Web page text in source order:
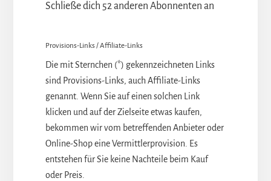
Schließe dich 52 anderen Abonnenten an
Provisions-Links / Affiliate-Links
Die mit Sternchen (*) gekennzeichneten Links
sind Provisions-Links, auch Affiliate-Links
genannt. Wenn Sie auf einen solchen Link
klicken und auf der Zielseite etwas kaufen,
bekommen wir vom betreffenden Anbieter oder
Online-Shop eine Vermittlerprovision. Es
entstehen für Sie keine Nachteile beim Kauf
oder Preis.